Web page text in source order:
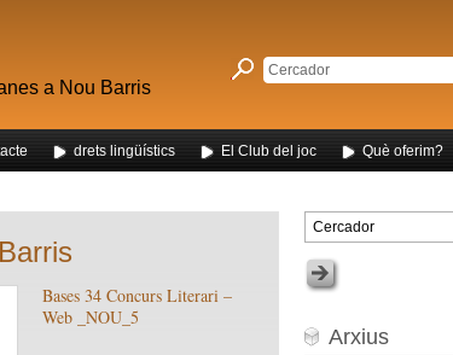
a Nou Barris
drets lingüístics El Club del joc Què oferim?
Bases 34 Concurs Literari –
Web _NOU_5
Arxius